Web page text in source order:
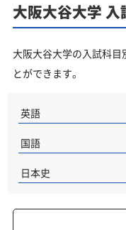
大阪大谷大学
大阪大谷大学の入試科
とができます。
英語
国語
日本史